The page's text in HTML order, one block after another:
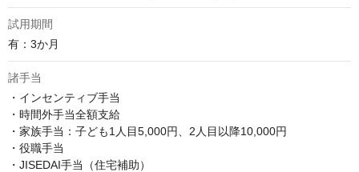
試用期間
有：3か月
諸手当
・インセンティブ手当
・時間外手当全額支給
・家族手当：子ども1人目5,000円、2人目以降10,000円
・役職手当
・JISEDAI手当（住宅補助）